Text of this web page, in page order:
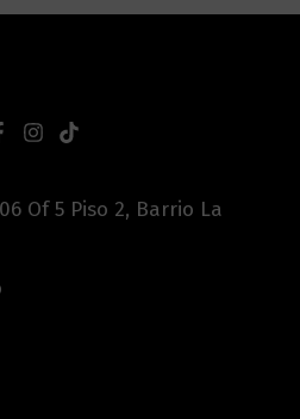
Of 5 Piso 2, Barrio La